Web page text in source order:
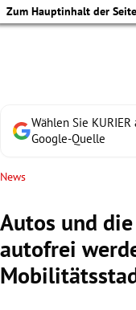
Zum Hauptinhalt der Seite
Wählen Sie
Google-Quelle
News
Autos und
autofrei